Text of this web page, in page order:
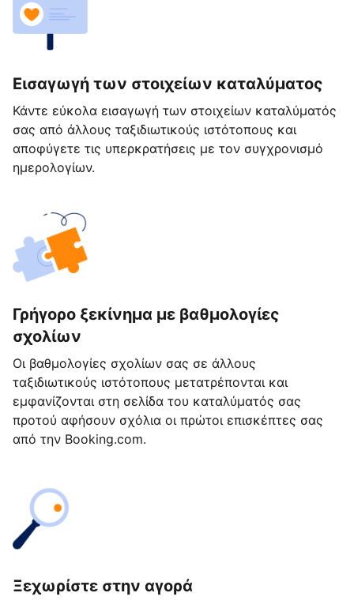
Εισαγωγή των στοιχείων καταλύματος
Κάντε εύκολα εισαγωγή των στοιχείων καταλύματός
σας από άλλους ταξιδιωτικούς ιστότοπους και
αποφύγετε τις υπερκρατήσεις με τον συγχρονισμό
ημερολογίων.
Γρήγορο ξεκίνημα με βαθμολογίες
σχολίων
Οι βαθμολογίες σχολίων σας σε άλλους
ταξιδιωτικούς ιστότοπους μετατρέπονται και
εμφανίζονται στη σελίδα του καταλύματός σας
προτού αφήσουν σχόλια οι πρώτοι επισκέπτες σας
από την Booking.com.
Ξεχωρίστε στην αγορά